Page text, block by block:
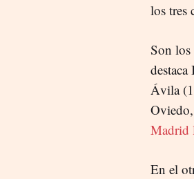
los tres
Son los
Ávila
Madrid
En el